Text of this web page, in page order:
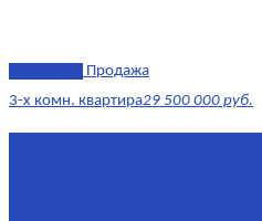
Продажа
3-х комн. квартира29 500 000 руб.